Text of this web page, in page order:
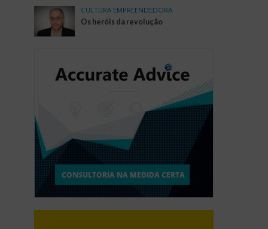
CULTURA EMPREENDEDORA
Os heróis da revolução